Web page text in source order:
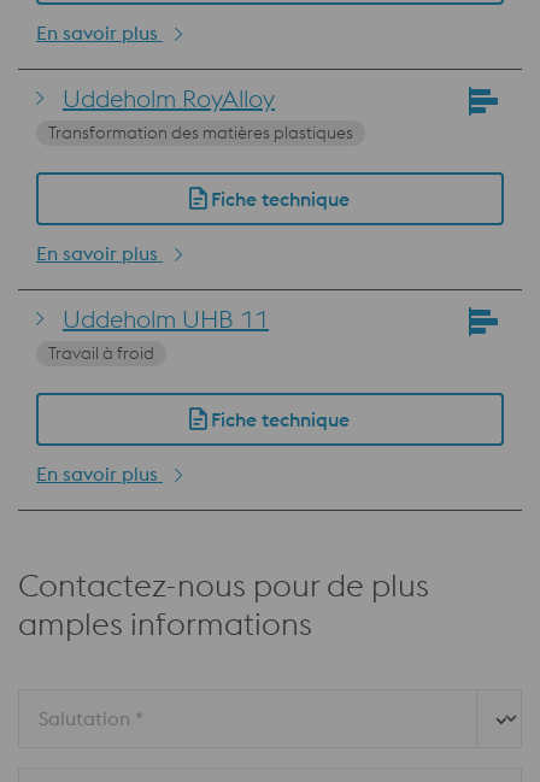
En savoir plus
Uddeholm RoyAlloy
Transformation des matières plastiques
Fiche technique
En savoir plus
Uddeholm UHB 11
Travail à froid
Fiche technique
En savoir plus
Contactez-nous pour de plus
amples informations
Salutation *